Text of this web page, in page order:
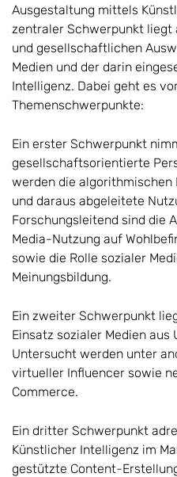
Ausgestaltung mittels
zentraler Schwerpunkt liegt
und gesellschaftlichen
Medien und der darin
Intelligenz. Dabei geht es
Themenschwerpunkte:
Ein erster Schwerpunkt
gesellschaftsorientierte
werden die
und daraus abgeleitete
Forschungsleitend sind die
Media-Nutzung auf
sowie die Rolle sozialer
Meinungsbildung.
Ein zweiter Schwerpunkt
Einsatz sozialer Medien
Untersucht werden unter
virtueller Influencer sowie
Commerce.
Ein dritter Schwerpunkt
Künstlicher Intelligenz im
gestützte Content-